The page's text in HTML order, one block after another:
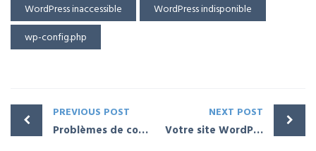
WordPress inaccessible
WordPress indisponible
wp-config.php
PREVIOUS POST
Problèmes de compatibilité entre plugins WordPress : Identifier et résoudre
NEXT POST
Votre site WordPress a disparu de Google ? Causes et solutions